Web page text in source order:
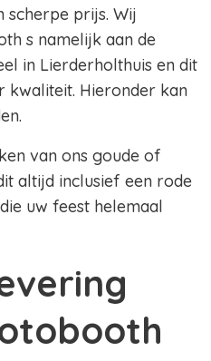
prijs. Wij
s namelijk aan de
in Lierderholthuis en dit
kwaliteit. Hieronder kan
van ons goude of
altijd inclusief een rode
uw feest helemaal